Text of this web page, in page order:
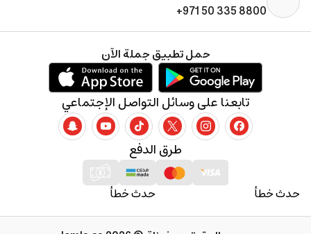
+971 50 335 8800
حدث خطأ حدث خطأ
طرق الدفع
تابعنا على وسائل التواصل الإجتماعي
حمل تطبيق جملة الآن